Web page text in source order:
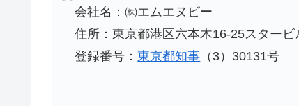
会社名：㈱エムエヌビー
住所：東京都港区六本木16-25スタービ
登録番号：東京都知事 （3）30131号